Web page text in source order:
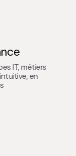
IT, métiers
en